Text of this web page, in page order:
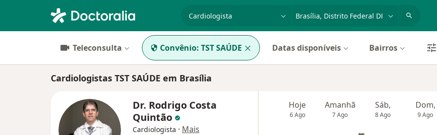
cidade ou região
Teleconsulta Convênio: TST SAÚDE Datas disponíveis Bairros
Cardiologistas TST SAÚDE em Brasília
Dr. Rodrigo Costa
Quintão
Cardiologista · Mais
Hoje
6 Ago
Amanhã
7 Ago
Sáb,
8 Ago
Dom,
9 Ago